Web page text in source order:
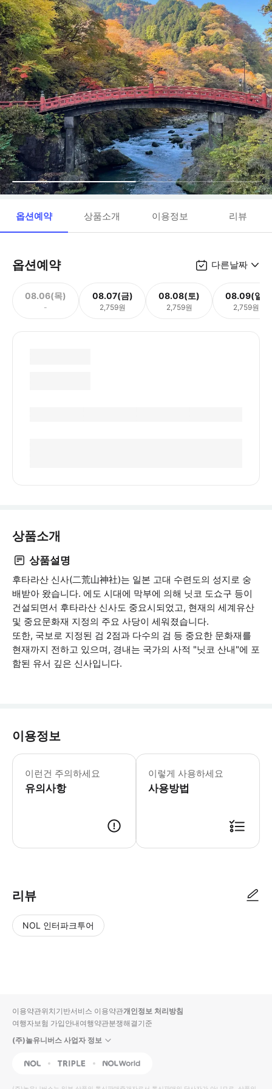
옵션예약 상품소개 이용정보 리뷰
옵션예약 다른날짜
08.06(목)
-
08.07(금)
2,759원
08.08(토)
2,759원
08.09(일)
2,759원
상품소개
상품설명
후타라산 신사(二荒山神社)는 일본 고대 수련도의 성지로 숭
배받아 왔습니다. 에도 시대에 막부에 의해 닛코 도쇼구 등이
건설되면서 후타라산 신사도 중요시되었고, 현재의 세계유산
및 중요문화재 지정의 주요 사당이 세워졌습니다.
또한, 국보로 지정된 검 2점과 다수의 검 등 중요한 문화재를
현재까지 전하고 있으며, 경내는 국가의 사적 "닛코 산내"에 포
함된 유서 깊은 신사입니다.
이용정보
이런건 주의하세요
유의사항
이렇게 사용하세요
사용방법
리뷰
NOL 인터파크투어
입니
다.
높
동
순
상
이용약관위치기반서비스 이용약관개인정보 처리방침
여행자보험 가입안내여행약관분쟁해결기준
(주)놀유니버스 사업자 정보
NOL Triple Interpark Global